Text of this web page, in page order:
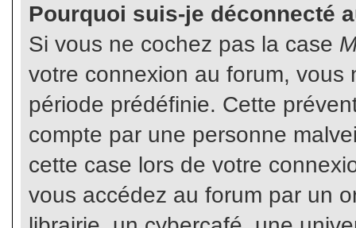
Pourquoi suis-je déconnecté
Si vous ne cochez pas la case
votre connexion au forum,
période prédéfinie. Cette
compte par une personne
cette case lors de votre
vous accédez au forum par un